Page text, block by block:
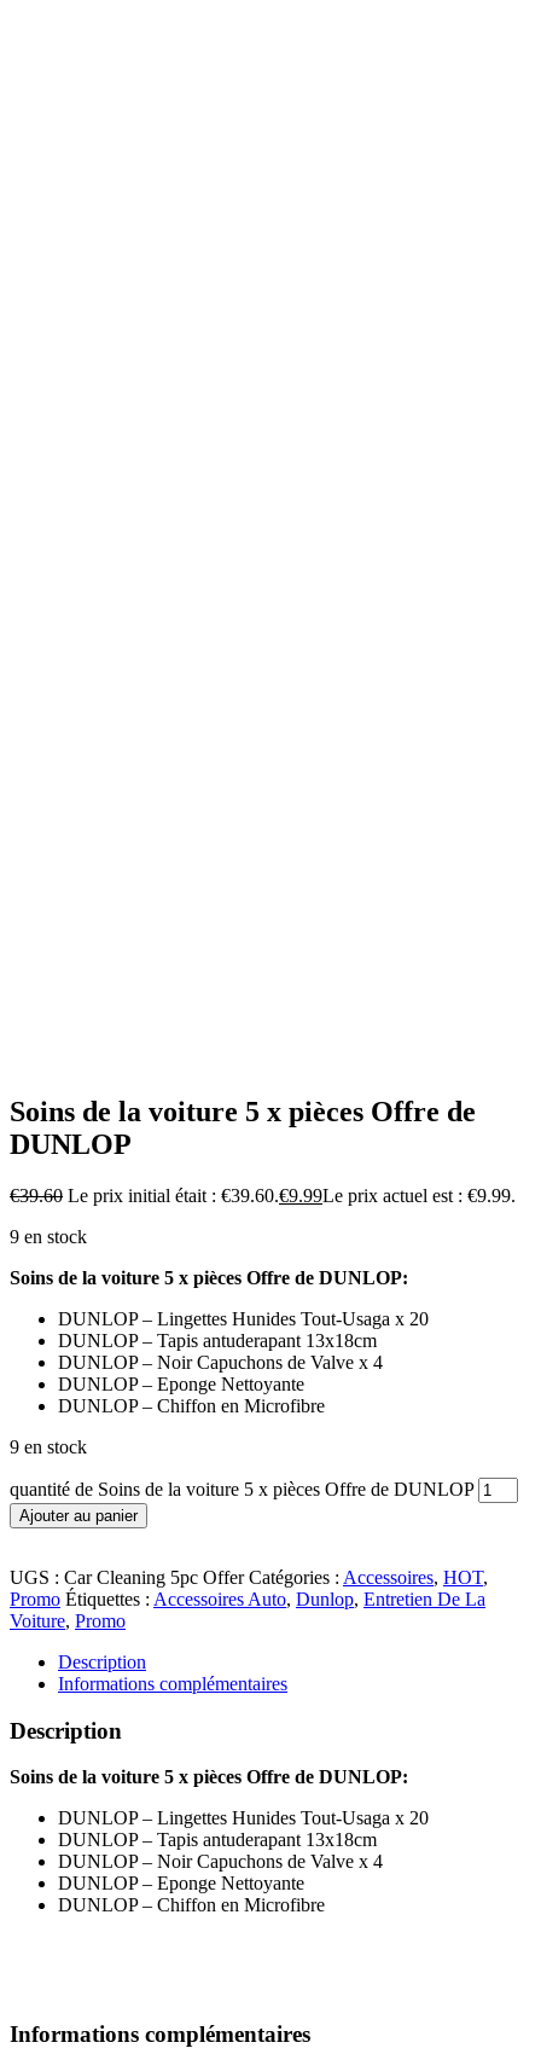
Soins de la voiture 5 x pièces Offre de
DUNLOP
€39.60 Le prix initial était : €39.60.€9.99Le prix actuel est : €9.99.
9 en stock
Soins de la voiture 5 x pièces Offre de DUNLOP:
DUNLOP – Lingettes Hunides Tout-Usaga x 20
DUNLOP – Tapis antuderapant 13x18cm
DUNLOP – Noir Capuchons de Valve x 4
DUNLOP – Eponge Nettoyante
DUNLOP – Chiffon en Microfibre
9 en stock
quantité de Soins de la voiture 5 x pièces Offre de DUNLOP
Ajouter au panier
UGS : Car Cleaning 5pc Offer Catégories : Accessoires, HOT,
Promo Étiquettes : Accessoires Auto, Dunlop, Entretien De La
Voiture, Promo
Description
Informations complémentaires
Description
Soins de la voiture 5 x pièces Offre de DUNLOP:
DUNLOP – Lingettes Hunides Tout-Usaga x 20
DUNLOP – Tapis antuderapant 13x18cm
DUNLOP – Noir Capuchons de Valve x 4
DUNLOP – Eponge Nettoyante
DUNLOP – Chiffon en Microfibre
Informations complémentaires